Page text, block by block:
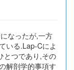
なったが,一方
いる.Lap-Cによ
とつであり,その
解剖学的事項す